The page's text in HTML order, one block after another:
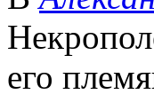
его